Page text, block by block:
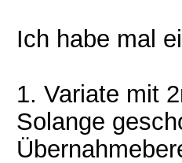
Ich habe mal
1. Variate mit
Solange